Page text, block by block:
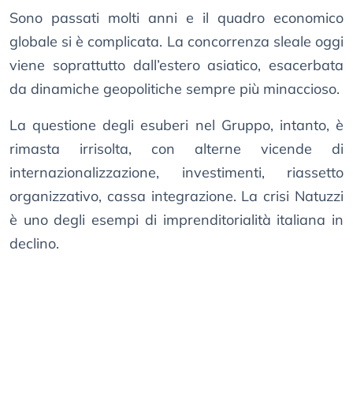
Sono passati molti anni e il quadro economico
globale si è complicata. La concorrenza sleale oggi
viene soprattutto dall’estero asiatico, esacerbata
da dinamiche geopolitiche sempre più minaccioso.
La questione degli esuberi nel Gruppo, intanto, è
rimasta irrisolta, con alterne vicende di
internazionalizzazione, investimenti, riassetto
organizzativo, cassa integrazione. La crisi Natuzzi
è uno degli esempi di imprenditorialità italiana in
declino.